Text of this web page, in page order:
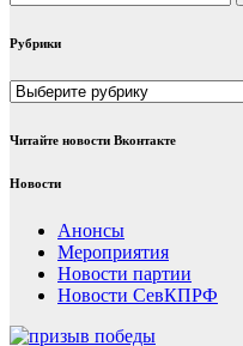
Рубрики
Рубрики
Читайте новости Вконтакте
Новости
Анонсы
Мероприятия
Новости партии
Новости СевКПРФ